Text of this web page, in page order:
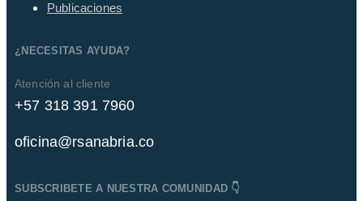
Publicaciones
¿NECESITAS AYUDA?
Atención al cliente
+57 318 391 7960
oficina@rsanabria.co
SUBSCRIBETE A NUESTRA COMUNIDAD 👇